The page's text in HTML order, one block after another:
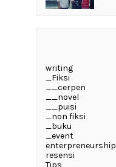
writing
_Fiksi
__cerpen
__novel
__puisi
_non fiksi
_buku
_event
enterpreneurship
resensi
Tips